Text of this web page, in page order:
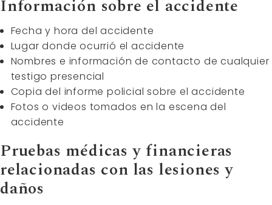
Información sobre el accidente
Fecha y hora del accidente
Lugar donde ocurrió el accidente
Nombres e información de contacto de cualquier
testigo presencial
Copia del informe policial sobre el accidente
Fotos o videos tomados en la escena del
accidente
Pruebas médicas y financieras
relacionadas con las lesiones y
daños